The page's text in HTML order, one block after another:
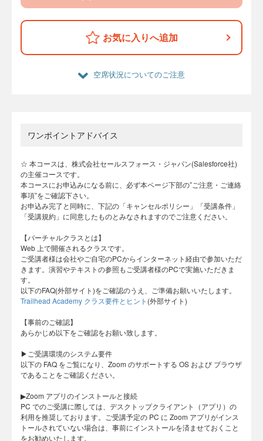
お気に入りへ追加
空席状況についてのご注意
ワンポイントアドバイス
☆ 本コースは、株式会社セールスフォース・ジャパン(Salesforce社)
の主催コースです。
本コースにお申込みになる前に、必ず本ページ下部の”ご注意・ご連絡
事項”をご確認下さい。
お申込み完了と同時に、下記の「キャンセルポリシー」「受講条件」
「受講規約」に同意したものとみなされますのでご注意ください。
【バーチャルクラスとは】
Web 上で開催されるクラスです。
ご受講者様は会社やご自宅のPCからインターネット経由で参加いただ
きます。演習やテキストの参照もご受講者様のPCで実施いただきま
す。
以下のFAQ(外部サイト)をご確認のうえ、ご準備お願いいたします。
Trailhead Academy クラス要件とヒント (外部サイト)
​【事前のご確認】
あらかじめ以下をご確認をお願い致します。
▶︎ご受講環境のシステム要件
以下の FAQ をご覧になり、Zoom のサポートする OS および ブラウザ
であることをご確認ください。
▶︎Zoom アプリのインストールと接続
PC でのご受講に際しては、デスクトップクライアント（アプリ）の
利用を推奨しております。ご受講予定の PC に Zoom アプリがインス
トールされていない場合は、事前にインストールを済ませておくこと
をお勧めいたします。